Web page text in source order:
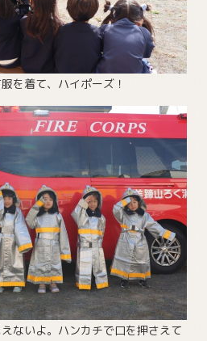
を着て、ハイポーズ！
ないよ。ハンカチで口を押さえて